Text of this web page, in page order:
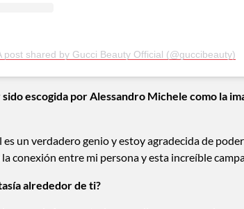
post shared by Gucci Beauty Official (@guccibeauty)
escogida por Alessandro Michele como la
es un verdadero genio y estoy agradecida de
conexión entre mi persona y esta increíble
alrededor de ti?